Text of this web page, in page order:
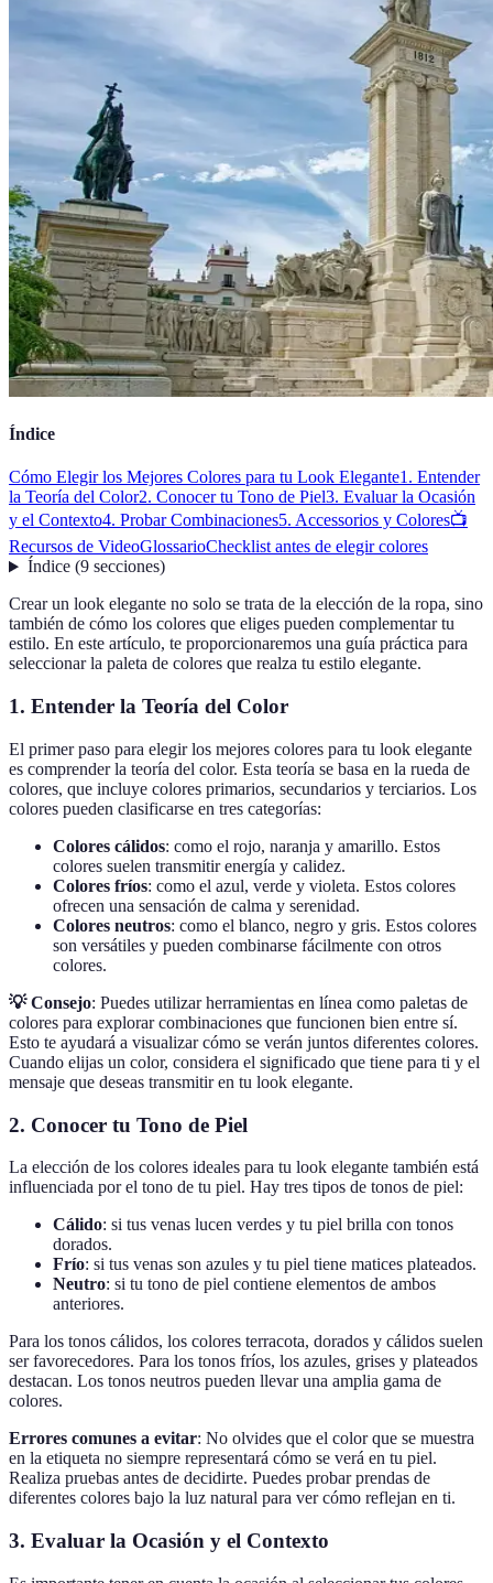
Índice
Cómo Elegir los Mejores Colores para tu Look Elegante1. Entender
la Teoría del Color2. Conocer tu Tono de Piel3. Evaluar la Ocasión
y el Contexto4. Probar Combinaciones5. Accessorios y Colores📺
Recursos de VideoGlossarioChecklist antes de elegir colores
Índice(9 secciones)
Crear un look elegante no solo se trata de la elección de la ropa, sino
también de cómo los colores que eliges pueden complementar tu
estilo. En este artículo, te proporcionaremos una guía práctica para
seleccionar la paleta de colores que realza tu estilo elegante.
1. Entender la Teoría del Color
El primer paso para elegir los mejores colores para tu look elegante
es comprender la teoría del color. Esta teoría se basa en la rueda de
colores, que incluye colores primarios, secundarios y terciarios. Los
colores pueden clasificarse en tres categorías:
Colores cálidos: como el rojo, naranja y amarillo. Estos
colores suelen transmitir energía y calidez.
Colores fríos: como el azul, verde y violeta. Estos colores
ofrecen una sensación de calma y serenidad.
Colores neutros: como el blanco, negro y gris. Estos colores
son versátiles y pueden combinarse fácilmente con otros
colores.
💡 Consejo: Puedes utilizar herramientas en línea como paletas de
colores para explorar combinaciones que funcionen bien entre sí.
Esto te ayudará a visualizar cómo se verán juntos diferentes colores.
Cuando elijas un color, considera el significado que tiene para ti y el
mensaje que deseas transmitir en tu look elegante.
2. Conocer tu Tono de Piel
La elección de los colores ideales para tu look elegante también está
influenciada por el tono de tu piel. Hay tres tipos de tonos de piel:
Cálido: si tus venas lucen verdes y tu piel brilla con tonos
dorados.
Frío: si tus venas son azules y tu piel tiene matices plateados.
Neutro: si tu tono de piel contiene elementos de ambos
anteriores.
Para los tonos cálidos, los colores terracota, dorados y cálidos suelen
ser favorecedores. Para los tonos fríos, los azules, grises y plateados
destacan. Los tonos neutros pueden llevar una amplia gama de
colores.
Errores comunes a evitar: No olvides que el color que se muestra
en la etiqueta no siempre representará cómo se verá en tu piel.
Realiza pruebas antes de decidirte. Puedes probar prendas de
diferentes colores bajo la luz natural para ver cómo reflejan en ti.
3. Evaluar la Ocasión y el Contexto